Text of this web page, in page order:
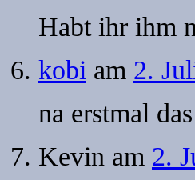
Habt ihr ihm
kobi am 2.
na erstmal
Kevin am 2.